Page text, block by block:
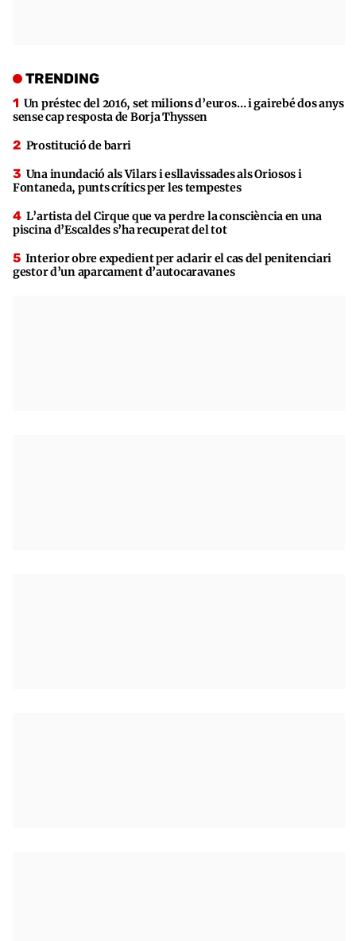
TRENDING
Un préstec del 2016, set milions d’euros… i gairebé dos anys
sense cap resposta de Borja Thyssen
Prostitució de barri
Una inundació als Vilars i esllavissades als Oriosos i
Fontaneda, punts crítics per les tempestes
L’artista del Cirque que va perdre la consciència en una
piscina d’Escaldes s’ha recuperat del tot
Interior obre expedient per aclarir el cas del penitenciari
gestor d’un aparcament d’autocaravanes